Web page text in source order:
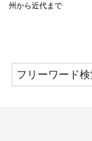
州から近代まで